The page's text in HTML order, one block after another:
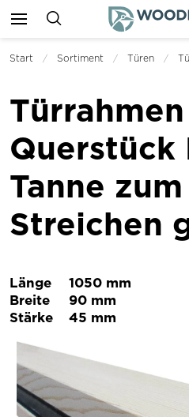
Start Sortiment Türen
Türrahmen
Querstück
Tanne zum
Streichen
Länge
1050 mm
Breite
90 mm
Stärke
45 mm